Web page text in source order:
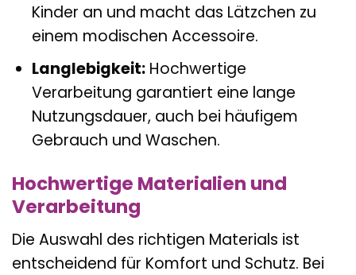
Kinder an und macht das Lätzchen zu
einem modischen Accessoire.
Langlebigkeit:Hochwertige
Verarbeitung garantiert eine lange
Nutzungsdauer, auch bei häufigem
Gebrauch und Waschen.
Hochwertige Materialien und
Verarbeitung
Die Auswahl des richtigen Materials ist
entscheidend für Komfort und Schutz. Bei